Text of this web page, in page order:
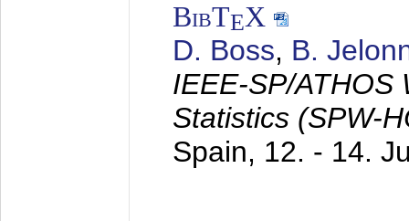
BibTEX
D. Boss, B.
IEEE-SP/ATHOS
Statistics (SPW-
Spain, 12. - 14.